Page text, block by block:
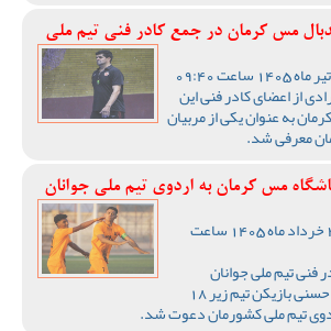
مس کرمان در جمع کادر فنی تیم ملی
از اعضای کادر فنی این
به عنوان یکی از مربیان
معرفی شد.
مس کرمان به اردوی تیم ملی جوانان
یکشنبه 24 خرداد ماه 1405 ساعت
فنی تیم ملی جوانان
کشورمان، آرین خواجه حسنی بازیکن تیم زیر 18
تیم ملی کشورمان دعوت شد.